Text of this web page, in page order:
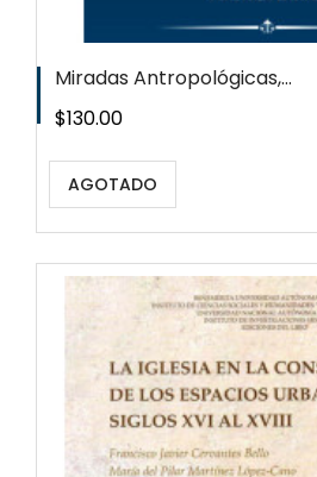
Miradas Antropológicas,...
Precio
$130.00
AGOTADO